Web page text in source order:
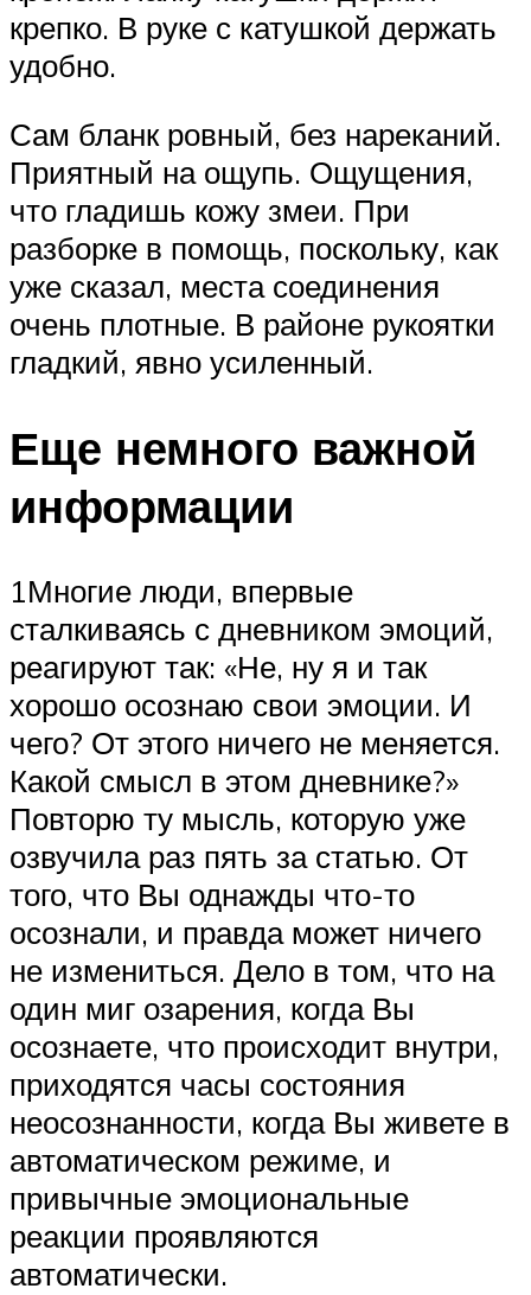
крепко. В руке с катушкой держать
удобно.
Сам бланк ровный, без нареканий.
Приятный на ощупь. Ощущения,
что гладишь кожу змеи. При
разборке в помощь, поскольку, как
уже сказал, места соединения
очень плотные. В районе рукоятки
гладкий, явно усиленный.
Еще немного важной
информации
1Многие люди, впервые
сталкиваясь с дневником эмоций,
реагируют так: «Не, ну я и так
хорошо осознаю свои эмоции. И
чего? От этого ничего не меняется.
Какой смысл в этом дневнике?»
Повторю ту мысль, которую уже
озвучила раз пять за статью. От
того, что Вы однажды что-то
осознали, и правда может ничего
не измениться. Дело в том, что на
один миг озарения, когда Вы
осознаете, что происходит внутри,
приходятся часы состояния
неосознанности, когда Вы живете в
автоматическом режиме, и
привычные эмоциональные
реакции проявляются
автоматически.